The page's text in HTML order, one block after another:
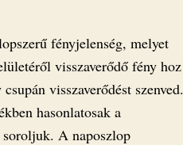
fényjelenség, melyet
visszaverődő fény hoz
visszaverődést szenved.
hasonlatosak a
soroljuk. A naposzlop